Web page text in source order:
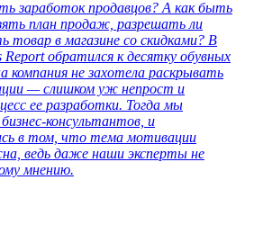
заработок продавцов? А как быть
план продаж, разрешать ли
товар в магазине со скидками? В
обратился к десятку обувных
компания не захотела раскрывать
— слишком уж непрост и
ее разработки. Тогда мы
консультантов, и
в том, что тема мотивации
ведь даже наши эксперты не
мнению.